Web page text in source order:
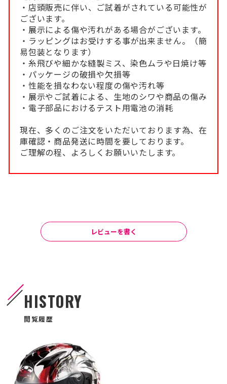
・店頭販売に伴い、ご試着がされている可能性が
ございます。
・展示による傷や汚れがある場合がございます。
・ラッピングはお受けする事が出来ません。（簡
易包装となります）
・糸飛びや細かな縫製ミス、染色ムラや日焼け等
・パッケージの破損や欠損等
・性能を損なわない程度の傷や汚れ等
・展示やご試着による、生地のシワや商品の傷み
・電子部品におけるテスト用電池の消耗
現在、多くのご注文をいただいております為、在
庫確認・商品発送に時間を要しております。
ご理解の程、よろしくお願いいたします。
レビューを書く
HISTORY
閲覧履歴